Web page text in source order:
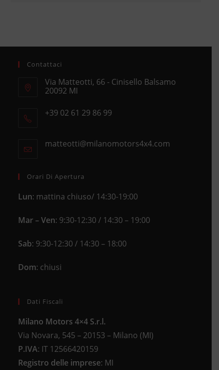
Contattaci
Via Matteotti, 66 - Cinisello Balsamo
20092 MI
in
+39 02 61 29 86 99
your
matteotti@milanomotors4x4.comOpens
Orari Di Apertura
Lun: mattina chiuso/ 14:30-19:00
Mar – Ven: 9:30-12:30 / 14:30 – 19:00
Sab: 9:30-12:30 / 14:30 – 18:00
Dom: chiusi
Dati Fiscali
Milano Motors 4×4 S.r.l.
Via Novara, 545 – 20153 – Milano (MI)
P.IVA: IT 12566420159
Registro delle imprese: MI